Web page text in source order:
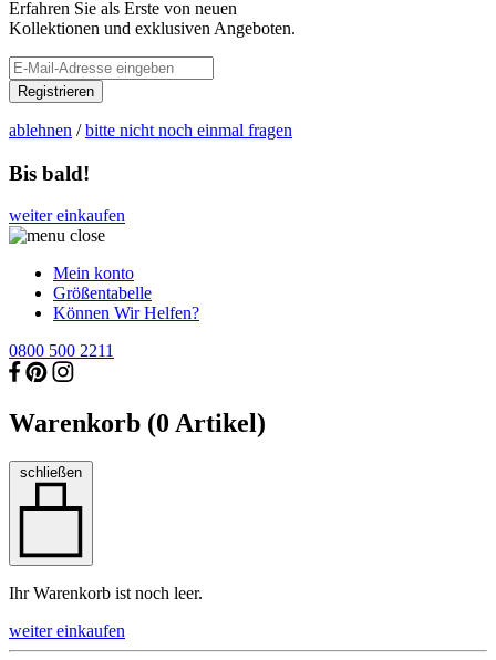
Erfahren Sie als Erste von neuen
Kollektionen und exklusiven Angeboten.
Registrieren
ablehnen /bitte nicht noch einmal fragen
Bis bald!
weiter einkaufen
Mein konto
Größentabelle
Können Wir Helfen?
0800 500 2211
Warenkorb (0 Artikel)
schließen
Ihr Warenkorb ist noch leer.
weiter einkaufen